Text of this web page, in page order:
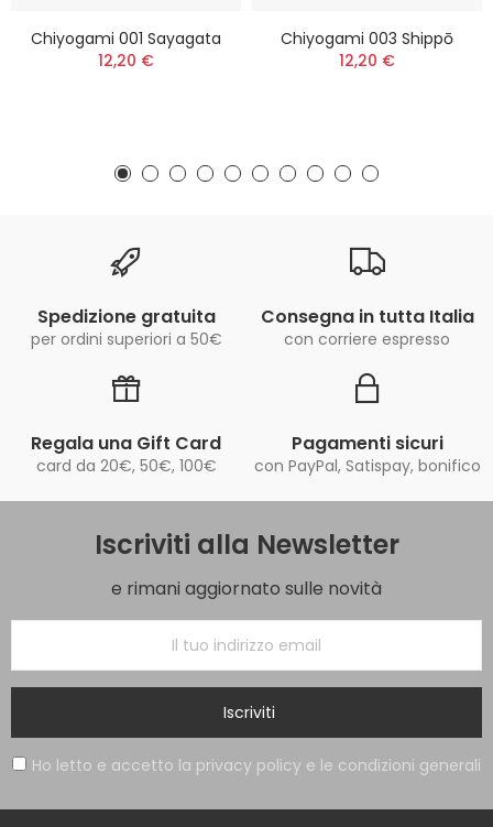
Chiyogami 001 Sayagata
12,20 €
Chiyogami 003 Shippō
12,20 €
Spedizione gratuita
per ordini superiori a 50€
Consegna in tutta Italia
con corriere espresso
Regala una Gift Card
card da 20€, 50€, 100€
Pagamenti sicuri
con PayPal, Satispay, bonifico
Iscriviti alla Newsletter
e rimani aggiornato sulle novità
Iscriviti
Ho letto e accetto la privacy policy e le condizioni generali